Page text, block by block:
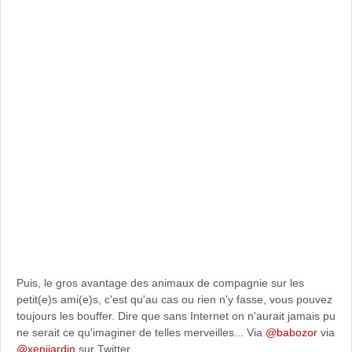
Puis, le gros avantage des animaux de compagnie sur les
petit(e)s ami(e)s, c'est qu'au cas ou rien n'y fasse, vous pouvez
toujours les bouffer. Dire que sans Internet on n'aurait jamais pu
ne serait ce qu'imaginer de telles merveilles... Via @babozor via
@xenijardin sur Twitter...